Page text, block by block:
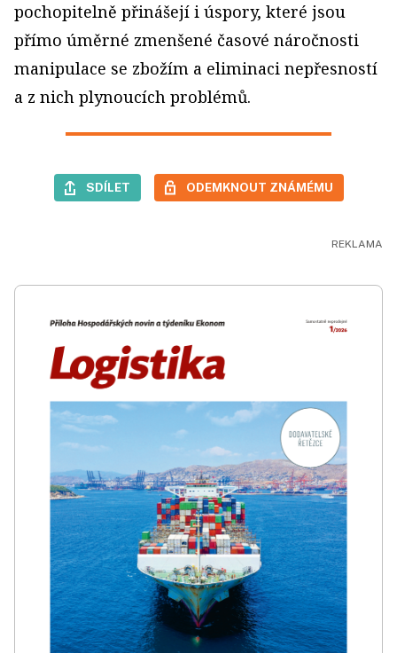
pochopitelně přinášejí i úspory, které jsou
přímo úměrné zmenšené časové náročnosti
manipulace se zbožím a eliminaci nepřesností
a z nich plynoucích problémů.
SDÍLET ODEMKNOUT ZNÁMÉMU